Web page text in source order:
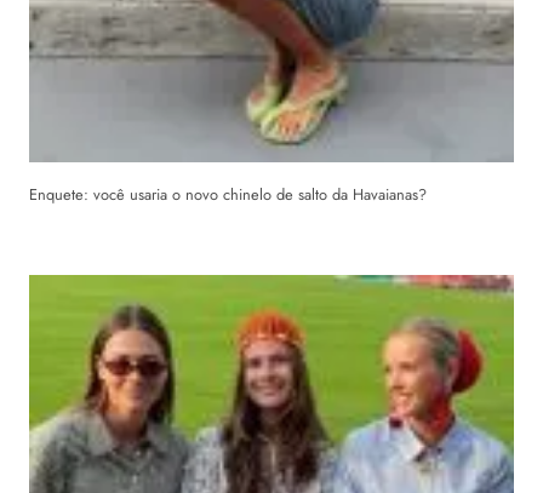
Enquete: você usaria o novo chinelo de salto da Havaianas?